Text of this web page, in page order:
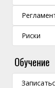
Риски
Обучение